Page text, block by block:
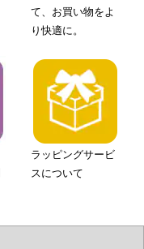
て、お買い物をよ
り快適に。
ラッピングサービ
スについて